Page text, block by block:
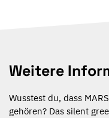
Weitere
Wusstest du, dass
gehören? Das silent